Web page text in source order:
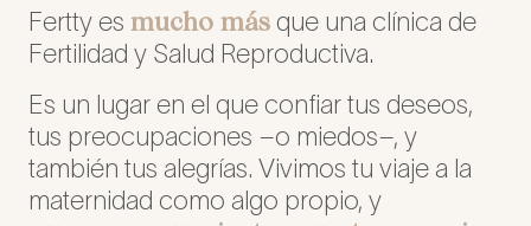
Fertty es mucho más que una clínica de
Fertilidad y Salud Reproductiva.
Es un lugar en el que confiar tus deseos,
tus preocupaciones –o miedos–, y
también tus alegrías. Vivimos tu viaje a la
maternidad como algo propio, y